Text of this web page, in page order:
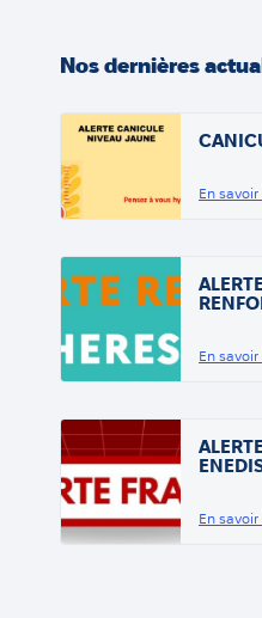
Nos dernières
En savoir
En savoir
En savoir